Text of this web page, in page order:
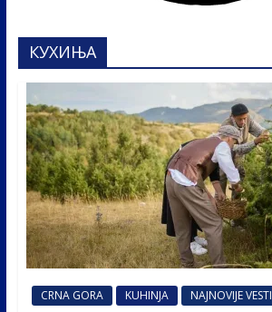
КУХИЊА
CRNA GORA KUHINJA NAJNOVIJE VESTI